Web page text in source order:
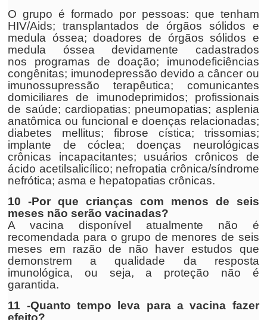
O grupo é formado por pessoas: que tenham
HIV/Aids; transplantados de órgãos sólidos e
medula óssea; doadores de órgãos sólidos e
medula óssea devidamente cadastrados
nos programas de doação; imunodeficiências
congênitas; imunodepressão devido a câncer ou
imunossupressão terapêutica; comunicantes
domiciliares de imunodeprimidos; profissionais
de saúde; cardiopatias; pneumopatias; asplenia
anatômica ou funcional e doenças relacionadas;
diabetes mellitus; fibrose cística; trissomias;
implante de cóclea; doenças neurológicas
crônicas incapacitantes; usuários crônicos de
ácido acetilsalicílico; nefropatia crônica/síndrome
nefrótica; asma e hepatopatias crônicas.
10 -Por que crianças com menos de seis
meses não serão vacinadas?
A vacina disponível atualmente não é
recomendada para o grupo de menores de seis
meses em razão de não haver estudos que
demonstrem a qualidade da resposta
imunológica, ou seja, a proteção não é
garantida.
11 -Quanto tempo leva para a vacina fazer
efeito?